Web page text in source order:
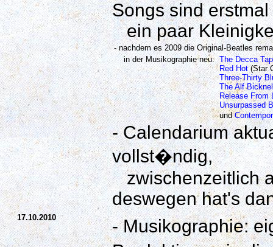
Songs sind
ein paar
- nachdem es 2009 die Original-Beatles
in der Musikographie neu: The Decca
Red Hot(Star
Three-Thirty
The Alf
Release From
Unsurpassed
und
- Calendarium
vollst�ndig,
zwischenzeitlich
deswegen hat's
17.10.2010
- Musikographie: